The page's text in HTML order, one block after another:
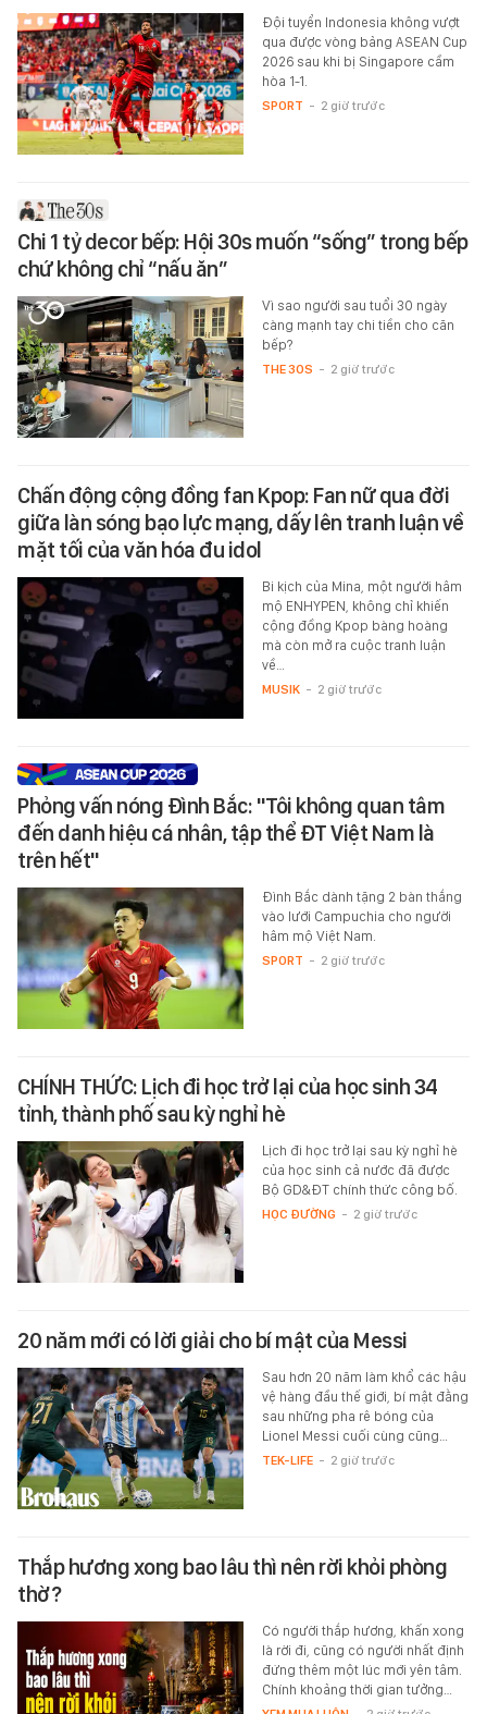
Đội tuyển Indonesia không vượt
qua được vòng bảng ASEAN Cup
2026 sau khi bị Singapore cầm
hòa 1-1.
SPORT - 2 giờ trước
Chi 1 tỷ decor bếp: Hội 30s muốn “sống” trong bếp
chứ không chỉ “nấu ăn”
Vì sao người sau tuổi 30 ngày
càng mạnh tay chi tiền cho căn
bếp?
THE 30S - 2 giờ trước
Chấn động cộng đồng fan Kpop: Fan nữ qua đời
giữa làn sóng bạo lực mạng, dấy lên tranh luận về
mặt tối của văn hóa đu idol
Bi kịch của Mina, một người hâm
mộ ENHYPEN, không chỉ khiến
cộng đồng Kpop bàng hoàng
mà còn mở ra cuộc tranh luận
về…
MUSIK - 2 giờ trước
Phỏng vấn nóng Đình Bắc: "Tôi không quan tâm
đến danh hiệu cá nhân, tập thể ĐT Việt Nam là
trên hết"
Đình Bắc dành tặng 2 bàn thắng
vào lưới Campuchia cho người
hâm mộ Việt Nam.
SPORT - 2 giờ trước
CHÍNH THỨC: Lịch đi học trở lại của học sinh 34
tỉnh, thành phố sau kỳ nghỉ hè
Lịch đi học trở lại sau kỳ nghỉ hè
của học sinh cả nước đã được
Bộ GD&ĐT chính thức công bố.
HỌC ĐƯỜNG - 2 giờ trước
20 năm mới có lời giải cho bí mật của Messi
Sau hơn 20 năm làm khổ các hậu
vệ hàng đầu thế giới, bí mật đằng
sau những pha rê bóng của
Lionel Messi cuối cùng cũng…
TEK-LIFE - 2 giờ trước
Thắp hương xong bao lâu thì nên rời khỏi phòng
thờ?
Có người thắp hương, khấn xong
là rời đi, cũng có người nhất định
đứng thêm một lúc mới yên tâm.
Chính khoảng thời gian tưởng…